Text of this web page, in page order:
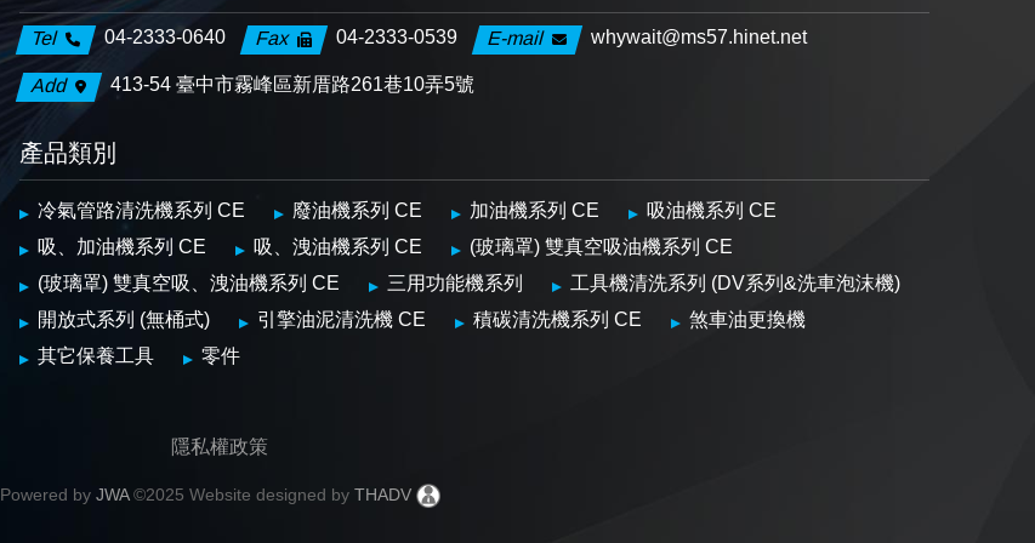
Tel 04-2333-0640 Fax 04-2333-0539 E-mail whywait@ms57.hinet.net
Add 413-54 臺中市霧峰區新厝路261巷10弄5號
產品類別
冷氣管路清洗機系列 CE 廢油機系列 CE 加油機系列 CE
吸油機系列 CE
吸、加油機系列 CE
吸、洩油機系列 CE
(玻璃罩) 雙真空吸油機系列 CE
(玻璃罩) 雙真空吸、洩油機系列 CE
三用功能機系列
工具機清洗系列 (DV系列&洗車泡沫機)
開放式系列 (無桶式)
引擎油泥清洗機 CE 積碳清洗機系列 CE
煞車油更換機
其它保養工具
零件
隱私權政策
Powered byJWA©2025 Website designed by THADV